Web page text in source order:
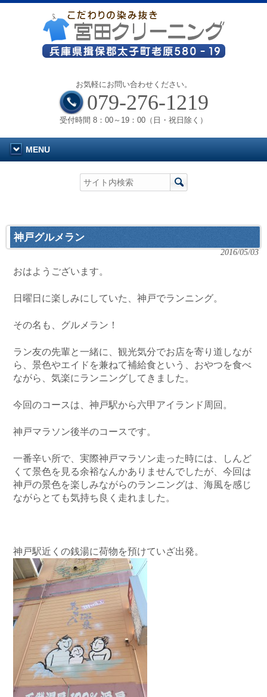
お気軽にお問い合わせください。
079-276-1219
受付時間 8：00～19：00（日・祝日除く）
MENU
神戸グルメラン
2016/05/03
おはようございます。
日曜日に楽しみにしていた、神戸でランニング。
その名も、グルメラン！
ラン友の先輩と一緒に、観光気分でお店を寄り道しなが
ら、景色やエイドを兼ねて補給食という、おやつを食べ
ながら、気楽にランニングしてきました。
今回のコースは、神戸駅から六甲アイランド周回。
神戸マラソン後半のコースです。
一番辛い所で、実際神戸マラソン走った時には、しんど
くて景色を見る余裕なんかありませんでしたが、今回は
神戸の景色を楽しみながらのランニングは、海風を感じ
ながらとても気持ち良く走れました。
神戸駅近くの銭湯に荷物を預けていざ出発。